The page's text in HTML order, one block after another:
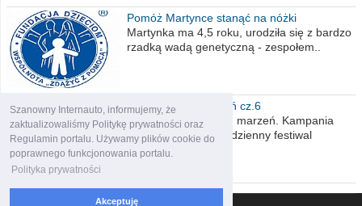
Szanowny Internauto, informujemy, że
zaktualizowaliśmy Politykę prywatności oraz
Regulamin portalu. Używamy plików cookie do
poprawnego funkcjonowania portalu.
Polityka prywatności
Akceptuję
Pomóż Martynce stanąć na nóżki
Martynka ma 4,5 roku, urodziła się z bardzo
rzadką wadą genetyczną - zespołem..
Polska moich marzeń cz.6
Nadszedł kres moich marzeń. Kampania
wyborcza czyli niecodzienny festiwal
obietnic,..